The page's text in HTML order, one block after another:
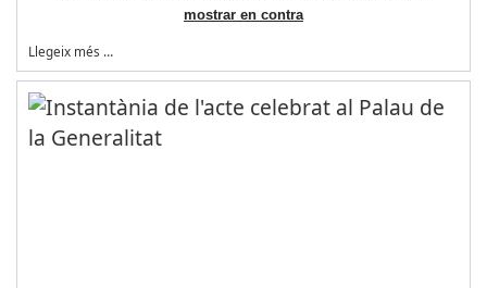
mostrar en contra
Llegeix més …